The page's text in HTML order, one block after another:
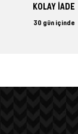
KOLAY İADE
30 gün içinde